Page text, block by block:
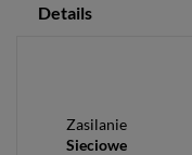
Details
Zasilanie
Sieciowe